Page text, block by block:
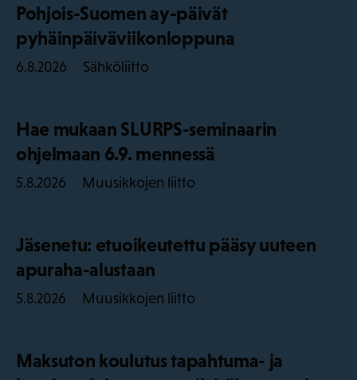
Pohjois-Suomen ay-päivät
pyhäinpäiväviikonloppuna
6.8.2026 Sähköliitto
Hae mukaan SLURPS-seminaarin
ohjelmaan 6.9. mennessä
5.8.2026 Muusikkojen liitto
Jäsenetu: etuoikeutettu pääsy uuteen
apuraha-alustaan
5.8.2026 Muusikkojen liitto
Maksuton koulutus tapahtuma- ja